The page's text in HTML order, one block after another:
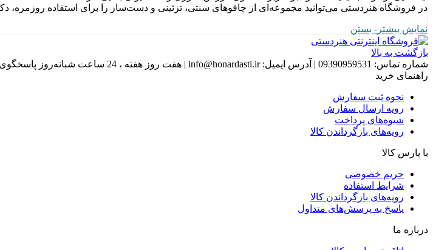
در فروشگاه هنردستی می‌توانید مجموعه‌ای از چاقوهای سنتی، تزئینی و دست‌ساز را برای استفاده روزمره،
نمایش بیشتر - بستن
بازگشت به بالا
شماره تماس: 09390959531
| آدرس ایمیل: info@honardasti.ir
| هفت روز هفته ، 24 ساعت شبانه‌روز پاسخگوی شما هستیم.
راهنمای خرید
نحوه ثبت سفارش
رویه ارسال سفارش
شیوه‌های پرداخت
رویه‌های بازگرداندن کالا
با پارس کالا
حریم خصوصی
شرایط استفاده
رویه‌های بازگرداندن کالا
پاسخ به پرسش‌های متداول
درباره ما